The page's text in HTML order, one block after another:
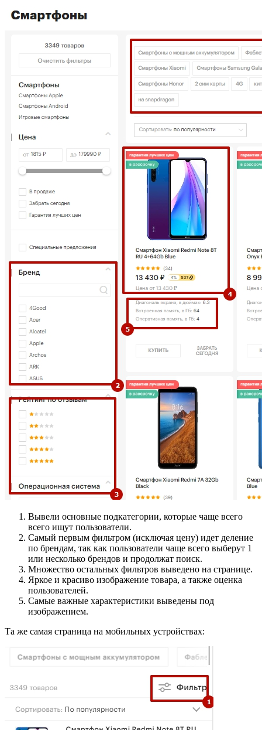
Вывели основные подкатегории, которые чаще всего
всего ищут пользователи.
Самый первым фильтром (исключая цену) идет деление
по брендам, так как пользователи чаще всего выберут 1
или несколько брендов и продолжат поиск.
Множество остальных фильтров выведено на странице.
Яркое и красиво изображение товара, а также оценка
пользователей.
Самые важные характеристики выведены под
изображением.
Та же самая страница на мобильных устройствах: